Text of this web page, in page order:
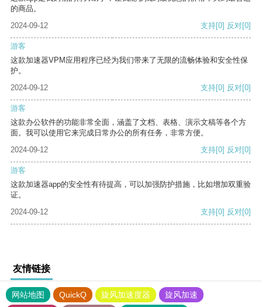
的商品。
2024-09-12
支持[0] 反对[0]
游客
这款加速器VPM应用程序已经为我们带来了无限的流畅体验和安全性保
护。
2024-09-12
支持[0] 反对[0]
游客
这款办公软件的功能非常全面，涵盖了文档、表格、演示文稿等各个方
面。我可以使用它来完成日常办公的所有任务，非常方便。
2024-09-12
支持[0] 反对[0]
游客
这款加速器app的安全性有待提高，可以加强防护措施，比如增加双重验
证。
2024-09-12
支持[0] 反对[0]
友情链接
网站地图 QuickQ 旋风加速度器
旋风加速